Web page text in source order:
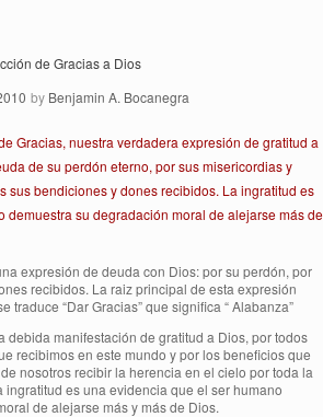
de Gracias a Dios
by Benjamin A. Bocanegra
Gracias, nuestra verdadera expresión de gratitud a
de su perdón eterno, por sus misericordias y
sus bendiciones y dones recibidos. La ingratitud es
demuestra su degradación moral de alejarse más de
expresión de deuda con Dios: por su perdón, por
recibidos. La raiz principal de esta expresión
traduce “Dar Gracias” que significa “ Alabanza”
debida manifestación de gratitud a Dios, por todos
recibimos en este mundo y por los beneficios que
nosotros recibir la herencia en el cielo por toda la
ingratitud es una evidencia que el ser humano
de alejarse más y más de Dios.